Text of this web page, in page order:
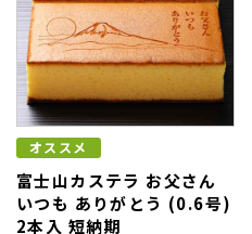
オススメ
富士山カステラ お父さん
いつも ありがとう (0.6号)
2本入 短納期